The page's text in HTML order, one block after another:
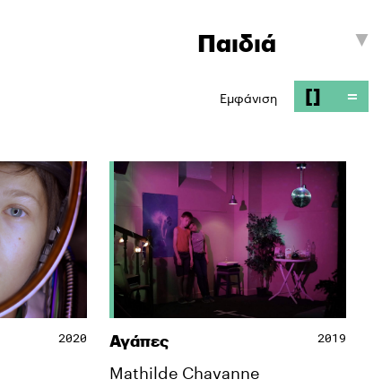
Εμφάνιση [] =
2020 Αγάπες 2019
Mathilde Chavanne